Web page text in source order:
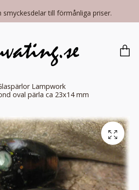
smyckesdelar till förmånliga priser.
Lampwork
oval pärla ca 23x14 mm